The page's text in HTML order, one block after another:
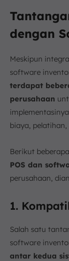
dengan
Meskipun
software
terdapat
perusahaan
biaya, pelatihan,
Berikut beberapa
POS dan
perusahaan,
1.
Salah satu
software
antar kedua